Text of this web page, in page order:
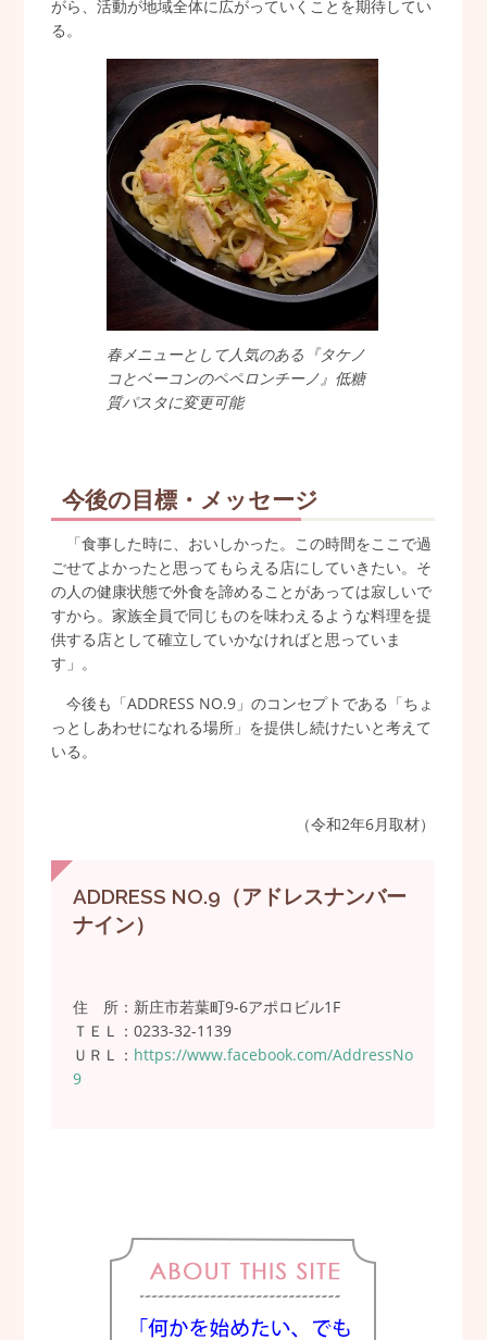
がら、活動が地域全体に広がっていくことを期待してい
る。
春メニューとして人気のある『タケノ
コとベーコンのペペロンチーノ』低糖
質パスタに変更可能
今後の目標・メッセージ
「食事した時に、おいしかった。この時間をここで過
ごせてよかったと思ってもらえる店にしていきたい。そ
の人の健康状態で外食を諦めることがあっては寂しいで
すから。家族全員で同じものを味わえるような料理を提
供する店として確立していかなければと思っていま
す」。
今後も「ADDRESS NO.9」のコンセプトである「ちょ
っとしあわせになれる場所」を提供し続けたいと考えて
いる。
（令和2年6月取材）
ADDRESS NO.9（アドレスナンバー
ナイン）
住 所：新庄市若葉町9-6アポロビル1F
ＴＥＬ：0233-32-1139
ＵＲＬ： https://www.facebook.com/AddressNo
9